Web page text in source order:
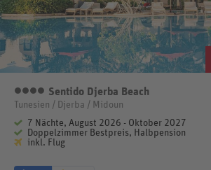
4 Sterne
Sentido Djerba Beach
Tunesien / Djerba / Midoun
7 Nächte, August 2026 - Oktober 2027
Doppelzimmer Bestpreis, Halbpension
inkl. Flug